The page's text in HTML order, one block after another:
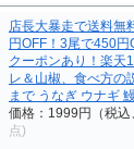
店長大暴走で送料無
円OFF！3尾で450
クーポンあり！楽天
レ＆山椒、食べ方
まで うなぎ ウナギ
価格：1999円（税込
点)